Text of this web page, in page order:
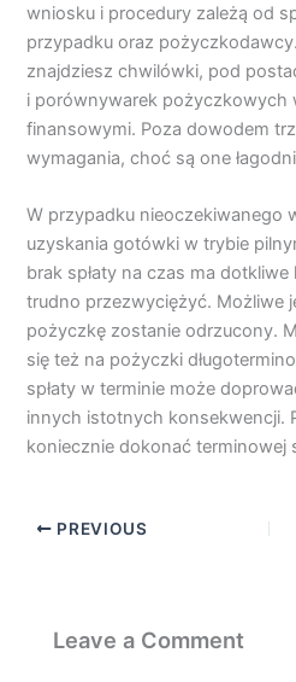
wniosku i procedury zależą od
przypadku oraz
znajdziesz chwilówki, pod
i porównywarek pożyczkowych
finansowymi. Poza dowodem
wymagania, choć są one
W przypadku nieoczekiwanego
uzyskania gotówki w trybie
brak spłaty na czas ma
trudno przezwyciężyć. Możliwe
pożyczkę zostanie odrzucony.
się też na pożyczki
spłaty w terminie może
innych istotnych konsekwencji.
koniecznie dokonać terminowej
PREVIOUS
Leave a Comment